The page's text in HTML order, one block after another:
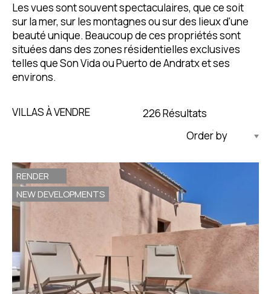
Les vues sont souvent spectaculaires, que ce soit
sur la mer, sur les montagnes ou sur des lieux d'une
beauté unique. Beaucoup de ces propriétés sont
situées dans des zones résidentielles exclusives
telles que Son Vida ou Puerto de Andratx et ses
environs.
VILLAS À VENDRE
Mise À Jour Par Ordre Décroissant
226 Résultats
RENDER
NEW DEVELOPMENTS